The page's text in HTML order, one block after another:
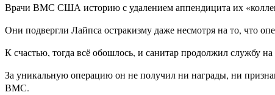
Врачи ВМС США историю с удалением аппендицита их
Они подвергли Лайпса остракизму даже несмотря на то, что
К счастью, тогда всё обошлось, и санитар продолжил службу
За уникальную операцию он не получил ни награды, ни
ВМС.